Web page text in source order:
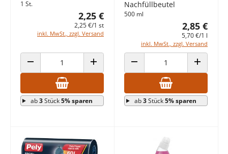
1 St.
2,25 €
2,25 €/1 st
inkl. MwSt., zzgl. Versand
ANZAHL VERRINGERN ANZAHL ERHÖHEN
ab3Stück5% sparen
Nachfüllbeutel
500 ml
2,85 €
5,70 €/1 l
inkl. MwSt., zzgl. Versand
ANZAHL VERRINGERN ANZAHL
ab3Stück5% sparen